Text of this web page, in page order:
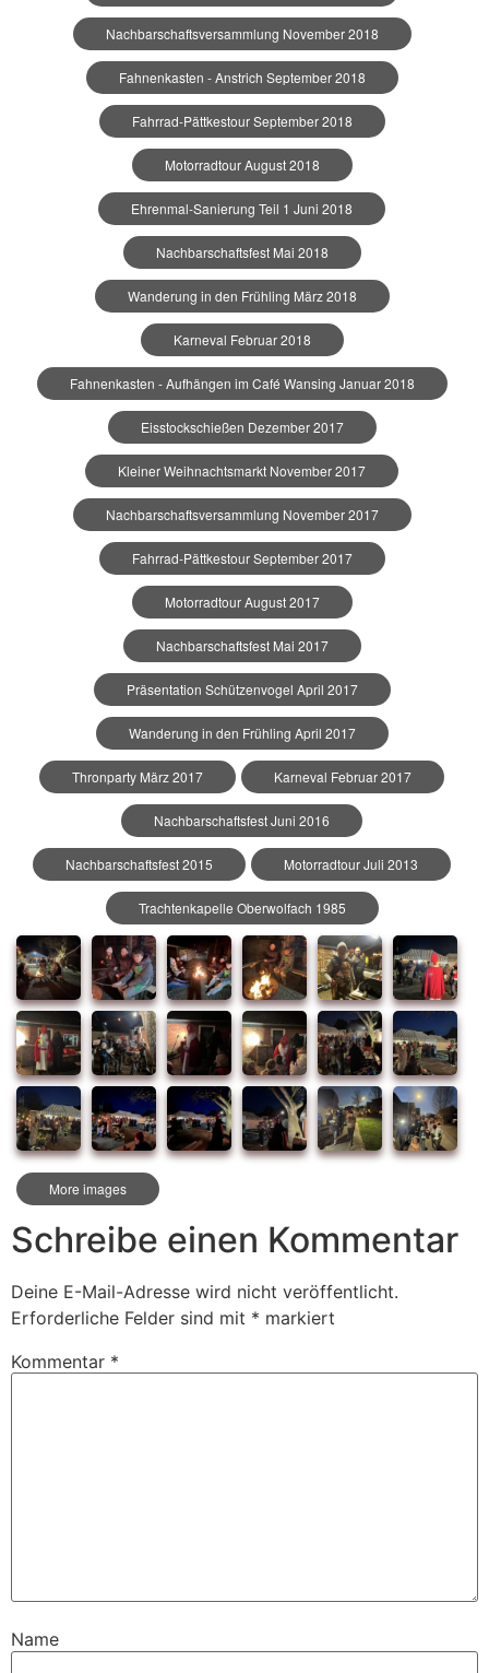
Nachbarschaftsversammlung November 2018
Fahnenkasten - Anstrich September 2018
Fahrrad-Pättkestour September 2018
Motorradtour August 2018
Ehrenmal-Sanierung Teil 1 Juni 2018
Nachbarschaftsfest Mai 2018
Wanderung in den Frühling März 2018
Karneval Februar 2018
Fahnenkasten - Aufhängen im Café Wansing Januar 2018
Eisstockschießen Dezember 2017
Kleiner Weihnachtsmarkt November 2017
Nachbarschaftsversammlung November 2017
Fahrrad-Pättkestour September 2017
Motorradtour August 2017
Nachbarschaftsfest Mai 2017
Präsentation Schützenvogel April 2017
Wanderung in den Frühling April 2017
Thronparty März 2017 Karneval Februar 2017
Nachbarschaftsfest Juni 2016
Nachbarschaftsfest 2015 Motorradtour Juli 2013
Trachtenkapelle Oberwolfach 1985
More images
Schreibe einen Kommentar
Deine E-Mail-Adresse wird nicht veröffentlicht.
Erforderliche Felder sind mit * markiert
Kommentar *
Name